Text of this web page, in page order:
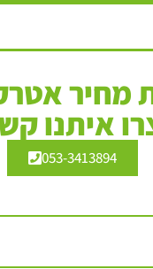
מחיר
איתנו
053-3413894